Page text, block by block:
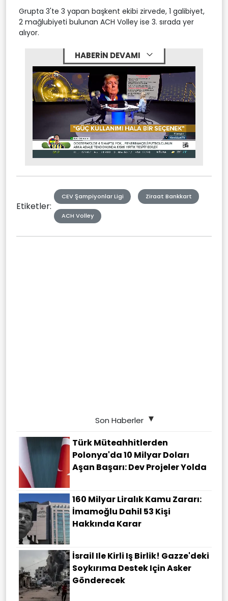
Grupta 3'te 3 yapan başkent ekibi zirvede, 1 galibiyet,
2 mağlubiyeti bulunan ACH Volley ise 3. sırada yer
alıyor.
HABERİN DEVAMI
Mute Stream
Etiketler:
CEV Şampiyonlar Ligi Ziraat Bankkart
ACH Volley
Son Haberler
Türk Müteahhitlerden
Polonya'da 10 Milyar Doları
Aşan Başarı: Dev Projeler Yolda
160 Milyar Liralık Kamu Zararı:
İmamoğlu Dahil 53 Kişi
Hakkında Karar
İsrail Ile Kirli Iş Birlik! Gazze'deki
Soykırıma Destek Için Asker
Gönderecek